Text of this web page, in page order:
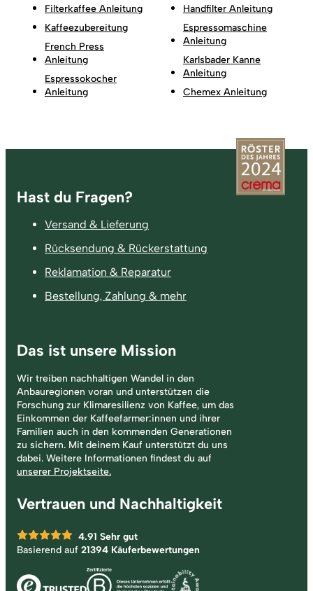
Filterkaffee Anleitung
Kaffeezubereitung
French Press
Anleitung
Espressokocher
Anleitung
Handfilter Anleitung
Espressomaschine
Anleitung
Karlsbader Kanne
Anleitung
Chemex Anleitung
Fußzeile
Hast du Fragen?
Versand & Lieferung
Rücksendung & Rückerstattung
Reklamation & Reparatur
Bestellung, Zahlung & mehr
Das ist unsere Mission
Wir treiben nachhaltigen Wandel in den
Anbauregionen voran und unterstützen die
Forschung zur Klimaresilienz von Kaffee, um das
Einkommen der Kaffeefarmer:innen und ihrer
Familien auch in den kommenden Generationen
zu sichern. Mit deinem Kauf unterstützt du uns
dabei. Weitere Informationen findest du auf
unserer Projektseite.
Vertrauen und Nachhaltigkeit
4.91 Sehr gut
Basierend auf 21394 Käuferbewertungen